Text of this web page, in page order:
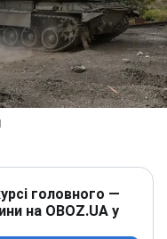
головного —
на OBOZ.UA у